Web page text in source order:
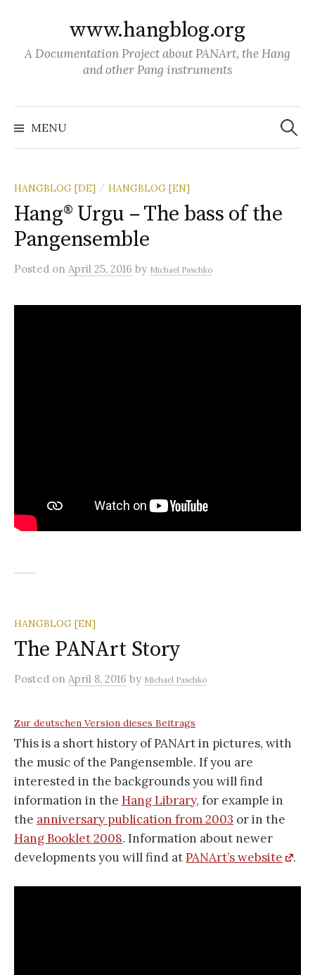
o
c
n
t
www.hangblog.org
A Documentation Project about PANArt, the Hang
and other Pang instruments
MENU e
a
:
HANGBLOG [DE] / HANGBLOG [EN]
Hang® Urgu – The bass of the
Pangensemble
Posted on April 25, 2016 by Michael Paschko
HANGBLOG [EN]
The PANArt Story
Posted on April 8, 2016 by Michael Paschko
Zur deutschen Version dieses Beitrags
This is a short history of PANArt in pictures, with
the music of the Pangensemble. If you are
interested in the backgrounds you will find
information in the Hang Library, for example in
the anniversary publication from 2003 or in the
Hang Booklet 2008. Information about newer
developments you will find atPANArt’s website .